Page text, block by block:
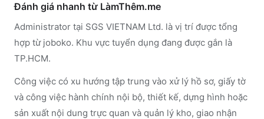
Đánh giá nhanh từ LàmThêm.me
Administrator tại SGS VIETNAM Ltd. là vị trí được tổng
hợp từ joboko. Khu vực tuyển dụng đang được gắn là
TP.HCM.
Công việc có xu hướng tập trung vào xử lý hồ sơ, giấy tờ
và công việc hành chính nội bộ, thiết kế, dựng hình hoặc
sản xuất nội dung trực quan và quản lý kho, giao nhận